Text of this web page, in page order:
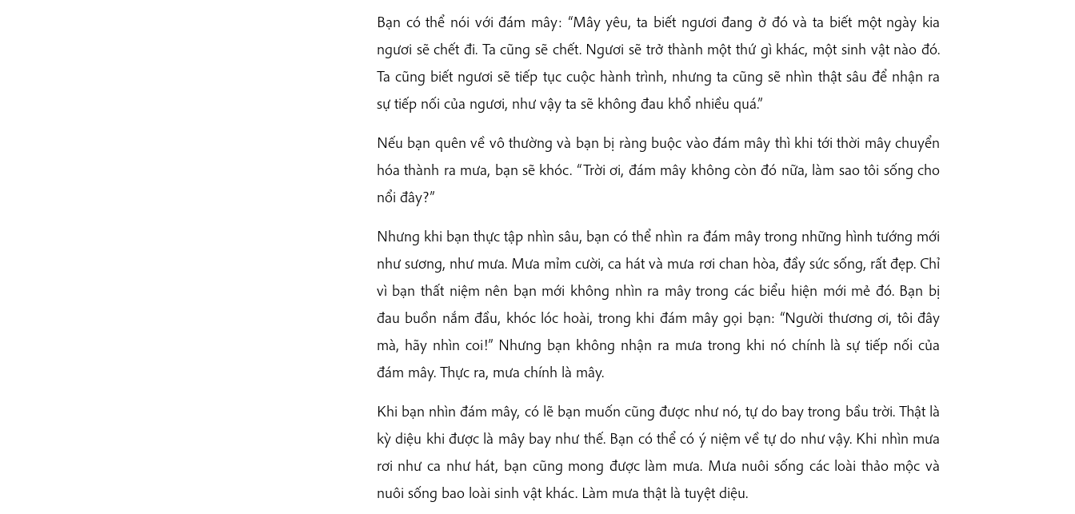
Bạn có thể nói với đám mây: “Mây yêu, ta biết ngươi đang ở đó và ta biết một ngày kia
ngươi sẽ chết đi. Ta cũng sẽ chết. Ngươi sẽ trở thành một thứ gì khác, một sinh vật nào đó.
Ta cũng biết ngươi sẽ tiếp tục cuộc hành trình, nhưng ta cũng sẽ nhìn thật sâu để nhận ra
sự tiếp nối của ngươi, như vậy ta sẽ không đau khổ nhiều quá.”
Nếu bạn quên về vô thường và bạn bị ràng buộc vào đám mây thì khi tới thời mây chuyển
hóa thành ra mưa, bạn sẽ khóc. “Trời ơi, đám mây không còn đó nữa, làm sao tôi sống cho
nổi đây?”
Nhưng khi bạn thực tập nhìn sâu, bạn có thể nhìn ra đám mây trong những hình tướng mới
như sương, như mưa. Mưa mỉm cười, ca hát và mưa rơi chan hòa, đầy sức sống, rất đẹp. Chỉ
vì bạn thất niệm nên bạn mới không nhìn ra mây trong các biểu hiện mới mẻ đó. Bạn bị
đau buồn nắm đầu, khóc lóc hoài, trong khi đám mây gọi bạn: “Người thương ơi, tôi đây
mà, hãy nhìn coi!” Nhưng bạn không nhận ra mưa trong khi nó chính là sự tiếp nối của
đám mây. Thực ra, mưa chính là mây.
Khi bạn nhìn đám mây, có lẽ bạn muốn cũng được như nó, tự do bay trong bầu trời. Thật là
kỳ diệu khi được là mây bay như thế. Bạn có thể có ý niệm về tự do như vậy. Khi nhìn mưa
rơi như ca như hát, bạn cũng mong được làm mưa. Mưa nuôi sống các loài thảo mộc và
nuôi sống bao loài sinh vật khác. Làm mưa thật là tuyệt diệu.